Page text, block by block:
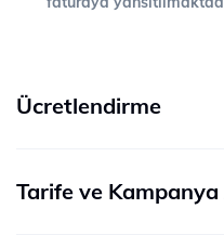
Ücretlendirme
Tarife ve